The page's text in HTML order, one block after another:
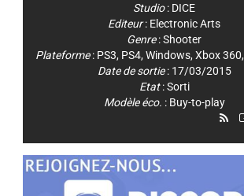
Studio: DICE
Editeur: Electronic Arts
Genre:Shooter
Plateforme: PS3, PS4, Windows, Xbox 360,
Date de sortie: 17/03/2015
Etat: Sorti
Modèle éco. : Buy-to-play